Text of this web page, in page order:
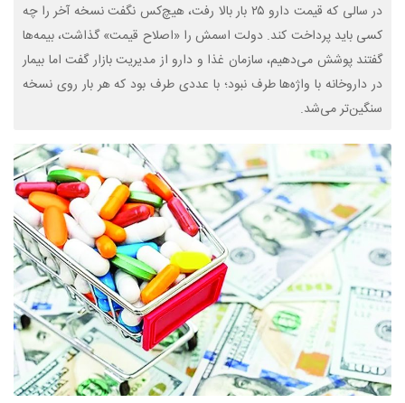
در سالی که قیمت دارو ۲۵ بار بالا رفت، هیچ‌کس نگفت نسخه آخر را چه
کسی باید پرداخت کند. دولت اسمش را «اصلاح قیمت» گذاشت، بیمه‌ها
گفتند پوشش می‌دهیم، سازمان غذا و دارو از مدیریت بازار گفت اما بیمار
در داروخانه با واژه‌ها طرف نبود؛ با عددی طرف بود که هر بار روی نسخه
سنگین‌تر می‌شد.